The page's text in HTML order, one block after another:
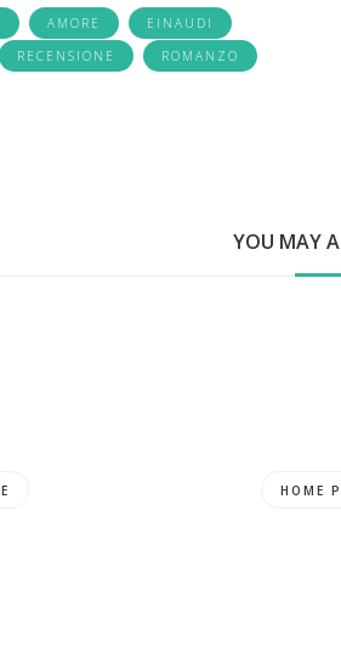
AMORE
EINAUDI
RECENSIONE
ROMANZO
YOU MAY
HOME